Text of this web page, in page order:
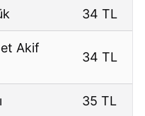
34 TL
Akif
34 TL
35 TL